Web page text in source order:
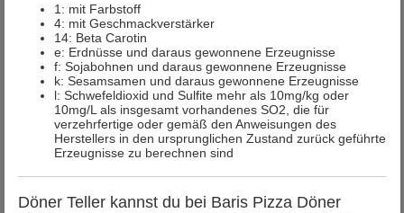
1: mit Farbstoff
4: mit Geschmackverstärker
14: Beta Carotin
e: Erdnüsse und daraus gewonnene Erzeugnisse
f: Sojabohnen und daraus gewonnene Erzeugnisse
k: Sesamsamen und daraus gewonnene Erzeugnisse
l: Schwefeldioxid und Sulfite mehr als 10mg/kg oder
10mg/L als insgesamt vorhandenes SO2, die für
verzehrfertige oder gemäß den Anweisungen des
Herstellers in den ursprunglichen Zustand zurück geführte
Erzeugnisse zu berechnen sind
Döner Teller kannst du bei Baris Pizza Döner